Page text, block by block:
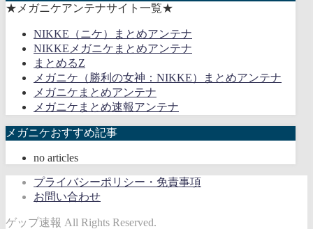
★メガニケアンテナサイト一覧★
NIKKE（ニケ）まとめアンテナ
NIKKEメガニケまとめアンテナ
まとめるZ
メガニケ（勝利の女神：NIKKE）まとめアンテナ
メガニケまとめアンテナ
メガニケまとめ速報アンテナ
メガニケおすすめ記事
no articles
プライバシーポリシー・免責事項
お問い合わせ
ゲップ速報 All Rights Reserved.